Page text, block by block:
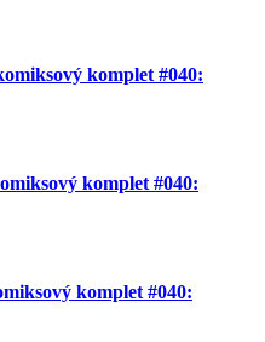
komplet #040:
komplet #040:
komplet #040: